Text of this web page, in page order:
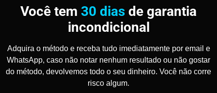
Você tem 30 dias de garantia
incondicional
Adquira o método e receba tudo imediatamente por email e
WhatsApp, caso não notar nenhum resultado ou não gostar
do método, devolvemos todo o seu dinheiro. Você não corre
risco algum.